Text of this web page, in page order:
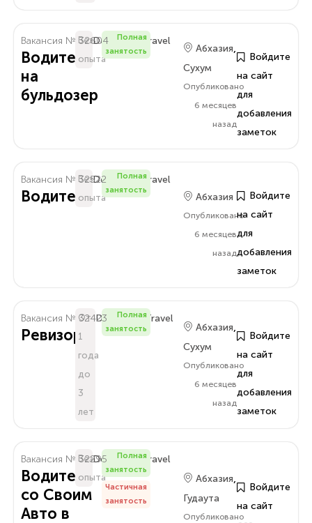
Вакансия № 32604
Водитель
на
бульдозер
Без
опыта
Delo.Amra.Travel
Полная
занятость
Абхазия,
Сухум
Опубликовано
6 месяцев
назад
Войдите
на сайт
для
добавления
заметок
Вакансия № 32522
Водитель
Без
опыта
Delo.Amra.Travel
Полная
занятость
Абхазия
Опубликовано
6 месяцев
назад
Войдите
на сайт
для
добавления
заметок
Вакансия № 32423
Ревизор
От
1
года
до
3
лет
Delo.Amra.Travel
Полная
занятость
Абхазия
Сухум
Опубликовано
6 месяцев
назад
Войдите
на сайт
для
добавления
заметок
Вакансия № 32295
Водитель
со Своим
Авто в
Без
опыта
Delo.Amra.Travel
Полная
занятость
Частичная
занятость
Абхазия
Гудаута
Опубликовано
Войдите
на сайт